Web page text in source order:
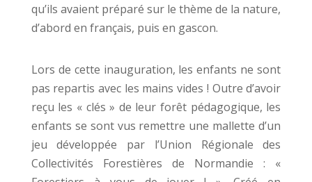
qu’ils avaient préparé sur le thème de la nature,
d’abord en français, puis en gascon.
Lors de cette inauguration, les enfants ne sont
pas repartis avec les mains vides ! Outre d’avoir
reçu les « clés » de leur forêt pédagogique, les
enfants se sont vus remettre une mallette d’un
jeu développée par l’Union Régionale des
Collectivités Forestières de Normandie : «